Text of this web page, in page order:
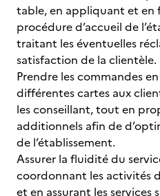
table, en appliquant et en
procédure d’accueil de
traitant les éventuelles
satisfaction de la clientèle.
Prendre les commandes
différentes cartes aux
les conseillant, tout en
additionnels afin de
de l’établissement.
Assurer la fluidité du
coordonnant les activités
et en assurant les services